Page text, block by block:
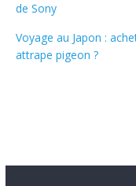
de Sony
Voyage au Japon :
attrape pigeon ?